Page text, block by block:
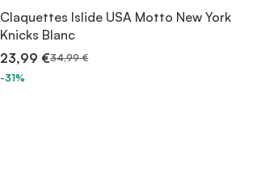
Claquettes Islide USA Motto New York
Knicks Blanc
23,99 €34,99 €
-31%